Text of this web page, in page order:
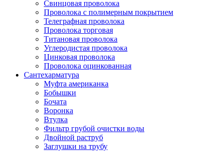
Свинцовая проволока
Проволока с полимерным покрытием
Телеграфная проволока
Проволока торговая
Титановая проволока
Углеродистая проволока
Цинковая проволока
Проволока оцинкованная
Сантехарматура
Муфта американка
Бобышки
Бочата
Воронка
Втулка
Фильтр грубой очистки воды
Двойной раструб
Заглушки на трубу